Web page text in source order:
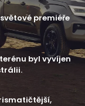
premiéře
byl vyvíjen